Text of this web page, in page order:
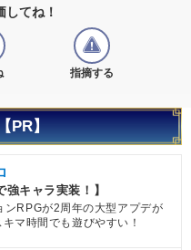
してね！
指摘する
PR】
強キャラ実装！】
ンRPGが2周年の大型アプデが
マ時間でも遊びやすい！